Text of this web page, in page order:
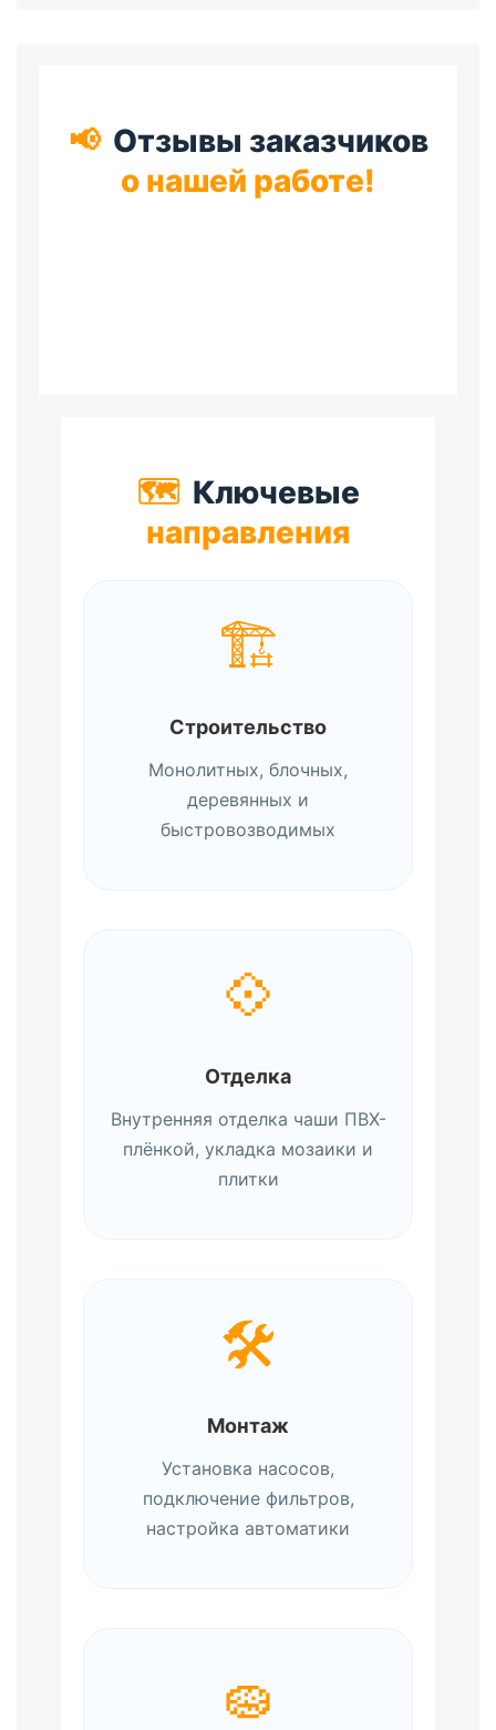
📢 Отзывы заказчиков
о нашей работе!
🗺️ Ключевые
направления
🏗️
Строительство
Монолитных, блочных,
деревянных и
быстровозводимых
💠
Отделка
Внутренняя отделка чаши ПВХ-
плёнкой, укладка мозаики и
плитки
🛠️
Монтаж
Установка насосов,
подключение фильтров,
настройка автоматики
🧽